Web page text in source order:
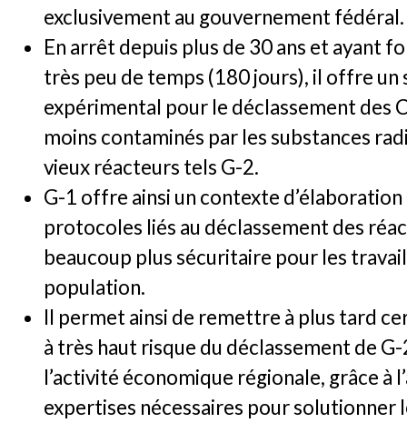
exclusivement au gouvernement fédéral.
En arrêt depuis plus de 30 ans et ayant
très peu de temps (180 jours), il offre
expérimental pour le déclassement des
moins contaminés par les substances
vieux réacteurs tels G-2.
G-1 offre ainsi un contexte d’élaboration
protocoles liés au déclassement des
beaucoup plus sécuritaire pour les
population.
Il permet ainsi de remettre à plus tard
à très haut risque du déclassement de
l’activité économique régionale, grâce à
expertises nécessaires pour solutionner